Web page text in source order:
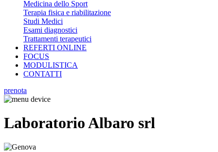
Medicina dello Sport
Terapia fisica e riabilitazione
Studi Medici
Esami diagnostici
Trattamenti terapeutici
REFERTI ONLINE
FOCUS
MODULISTICA
CONTATTI
prenota
Laboratorio Albaro srl